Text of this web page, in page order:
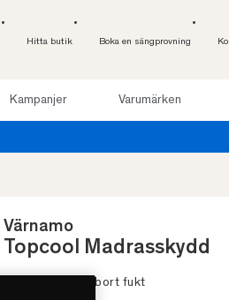
Hitta butik Boka en sängprovning
Kampanjer Varumärken
Värnamo
Topcool Madrasskydd
• Transporterar bort fukt